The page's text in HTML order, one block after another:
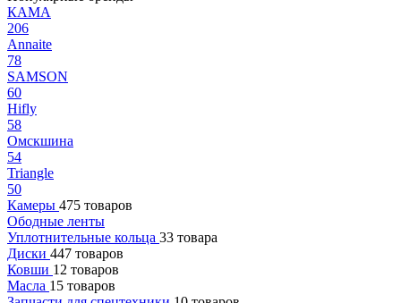
КАМА
206
Annaite
78
SAMSON
60
Hifly
58
Омскшина
54
Triangle
50
Камеры 475 товаров
Ободные ленты
Уплотнительные кольца 33 товара
Диски 447 товаров
Ковши 12 товаров
Масла 15 товаров